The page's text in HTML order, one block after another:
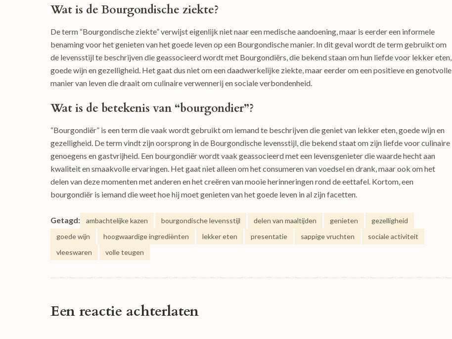
Wat is de Bourgondische ziekte?
De term “Bourgondische ziekte” verwijst eigenlijk niet naar een medische aandoening, maar is eerder een informele
benaming voor het genieten van het goede leven op een Bourgondische manier. In dit geval wordt de term gebruikt om
de levensstijl te beschrijven die geassocieerd wordt met Bourgondiërs, die bekend staan om hun liefde voor lekker eten,
goede wijn en gezelligheid. Het gaat dus niet om een daadwerkelijke ziekte, maar eerder om een positieve en genotvolle
manier van leven die draait om culinaire verwennerij en sociale verbondenheid.
Wat is de betekenis van “bourgondier”?
“Bourgondiër” is een term die vaak wordt gebruikt om iemand te beschrijven die geniet van lekker eten, goede wijn en
gezelligheid. De term vindt zijn oorsprong in de Bourgondische levensstijl, die bekend staat om zijn liefde voor culinaire
genoegens en gastvrijheid. Een bourgondiër wordt vaak geassocieerd met een levensgenieter die waarde hecht aan
kwaliteit en smaakvolle ervaringen. Het gaat niet alleen om het consumeren van voedsel en drank, maar ook om het
delen van deze momenten met anderen en het creëren van mooie herinneringen rond de eettafel. Kortom, een
bourgondiër is iemand die weet hoe hij moet genieten van het goede leven in al zijn facetten.
Getagd: ambachtelijke kazen bourgondische levensstijl delen van maaltijden genieten
gezelligheid
goede wijn
hoogwaardige ingrediënten lekker eten presentatie sappige vruchten
sociale activiteit
vleeswaren
volle teugen
Een reactie achterlaten